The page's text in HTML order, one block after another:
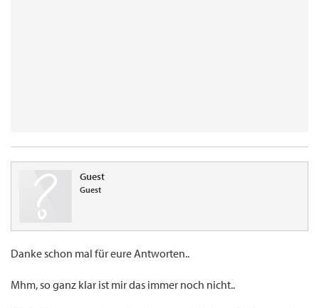
Guest
Guest
Danke schon mal für eure Antworten..
Mhm, so ganz klar ist mir das immer noch nicht..